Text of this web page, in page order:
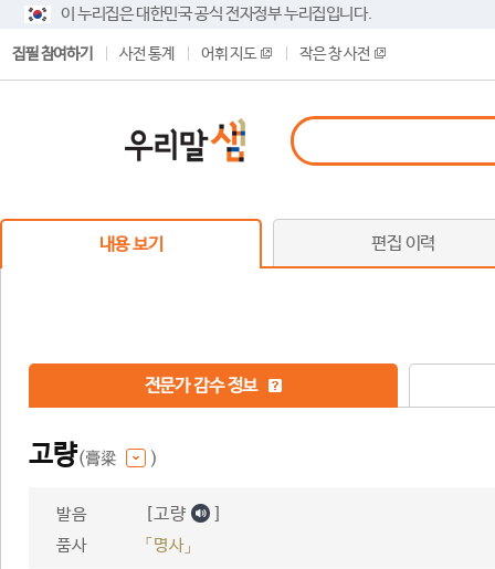
이 누리집은 대한민국 공식 전자정부 누리집입니다.
집필 참여하기 사전 통계 어휘 지도 작은 창 사전
내용 보기 편집 이력
전문가 감수 정보
고량(膏粱 )
발음 [고량 ]
품사 「명사」